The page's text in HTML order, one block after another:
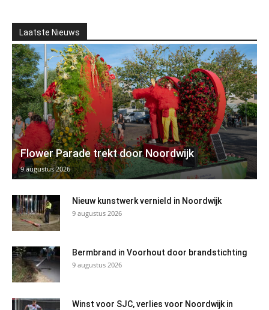
Laatste Nieuws
Flower Parade trekt door Noordwijk
9 augustus 2026
Nieuw kunstwerk vernield in Noordwijk
9 augustus 2026
Bermbrand in Voorhout door brandstichting
9 augustus 2026
Winst voor SJC, verlies voor Noordwijk in